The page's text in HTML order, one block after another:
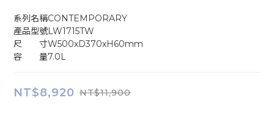
系列名稱CONTEMPORARY
產品型號LW1715TW
尺　　寸W500xD370xH60mm
容　　量7.0L
NT$8,920 NT$11,900